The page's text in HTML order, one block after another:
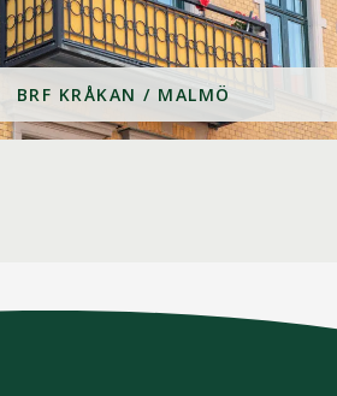
BRF KRÅKAN / MALMÖ